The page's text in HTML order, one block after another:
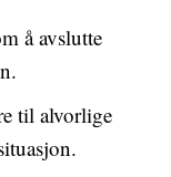
å avslutte
til alvorlige